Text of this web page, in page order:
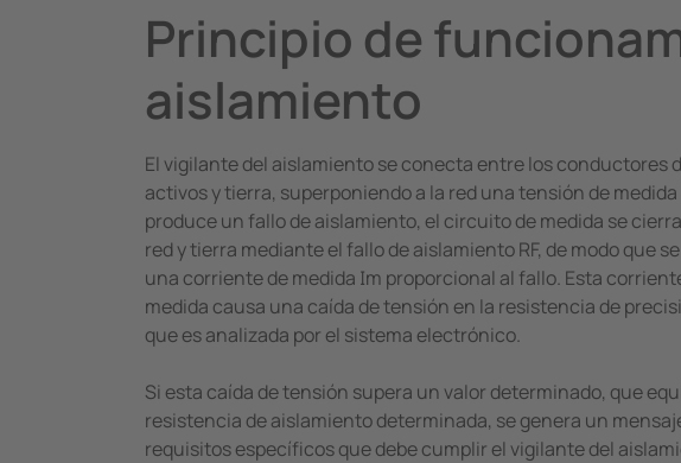
Seminarios
Tecnología
Vigilancia offline
POWERSCOUT®
Localización de fallos
Comprobación,
Los sistemas IT en el
Principio de
aislamiento
El vigilante del aislamiento se conecta entre los conductores
activos y tierra, superponiendo a la red una tensión de medida
produce un fallo de aislamiento, el circuito de medida se
red y tierra mediante el fallo de aislamiento RF, de modo que
una corriente de medida Im proporcional al fallo. Esta
medida causa una caída de tensión en la resistencia de
que es analizada por el sistema electrónico.
Si esta caída de tensión supera un valor determinado, que
resistencia de aislamiento determinada, se genera un
requisitos específicos que debe cumplir el vigilante del